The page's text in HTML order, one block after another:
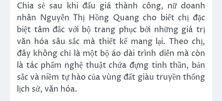
Chia sẻ sau khi đấu giá thành công, nữ doanh
nhân Nguyễn Thị Hồng Quang cho biết chị đặc
biệt tâm đắc với bộ trang phục bởi những giá trị
văn hóa sâu sắc mà thiết kế mang lại. Theo chị,
đây không chỉ là một bộ áo dài trình diễn mà còn
là tác phẩm nghệ thuật chứa đựng tinh thần, bản
sắc và niềm tự hào của vùng đất giàu truyền thống
lịch sử, văn hóa.